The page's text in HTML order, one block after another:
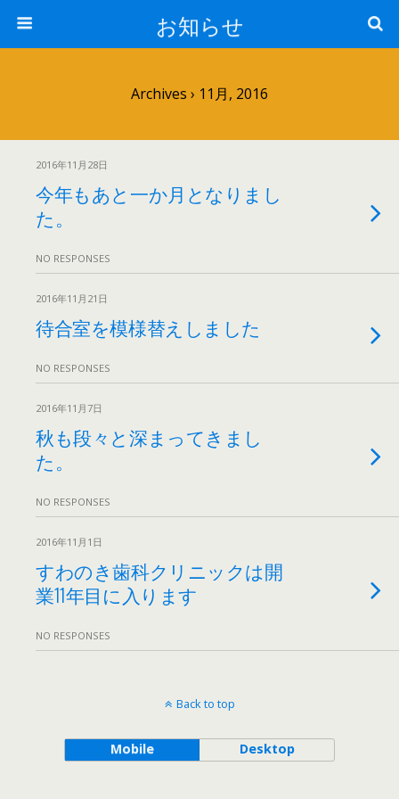
お知らせ
Archives › 11月, 2016
2016年11月28日
今年もあと一か月となりまし
た。
NO RESPONSES
2016年11月21日
待合室を模様替えしました
NO RESPONSES
2016年11月7日
秋も段々と深まってきまし
た。
NO RESPONSES
2016年11月1日
すわのき歯科クリニックは開
業11年目に入ります
NO RESPONSES
Back to top
Mobile Desktop